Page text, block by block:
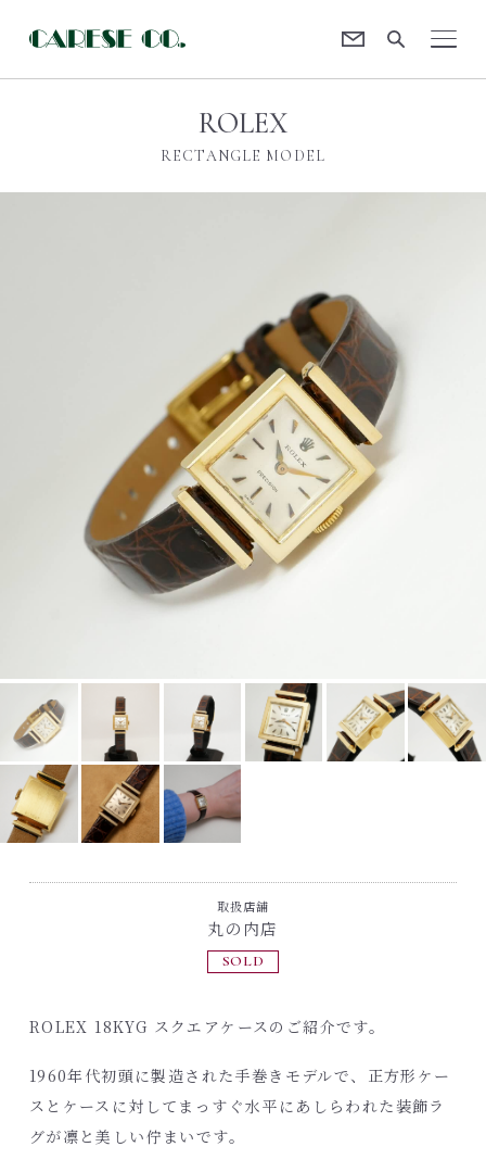
ROLEX
RECTANGLE MODEL
取扱店舗
丸の内店
SOLD
ROLEX 18KYG スクエアケースのご紹介です。
1960年代初頭に製造された手巻きモデルで、正方形ケー
スとケースに対してまっすぐ水平にあしらわれた装飾ラ
グが凛と美しい佇まいです。